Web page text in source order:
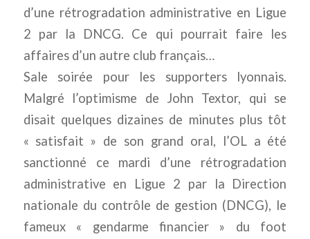
d’une rétrogradation administrative en Ligue
2 par la DNCG. Ce qui pourrait faire les
affaires d’un autre club français…
Sale soirée pour les supporters lyonnais.
Malgré l’optimisme de John Textor, qui se
disait quelques dizaines de minutes plus tôt
« satisfait » de son grand oral, l’OL a été
sanctionné ce mardi d’une rétrogradation
administrative en Ligue 2 par la Direction
nationale du contrôle de gestion (DNCG), le
fameux « gendarme financier » du foot